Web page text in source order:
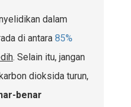
dalam
di antara 85%
. Selain itu, jangan
dioksida turun,
benar